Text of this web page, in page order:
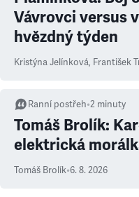
Vávrovci versus
hvězdný týden
Kristýna Jelínková, František
Ranní postřeh•2 minuty
Tomáš Brolík:
elektrická
Tomáš Brolík•6. 8. 2026